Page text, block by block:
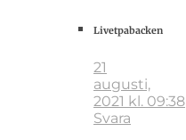
Livetpabacken
21
augusti,
2021 kl. 09:38
Svara